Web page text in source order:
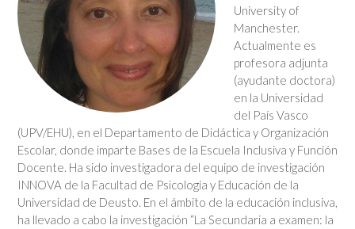
University of
Manchester.
Actualmente es
profesora adjunta
(ayudante doctora)
en la Universidad
del País Vasco
(UPV/EHU), en el Departamento de Didáctica y Organización
Escolar, donde imparte Bases de la Escuela Inclusiva y Función
Docente. Ha sido investigadora del equipo de investigación
INNOVA de la Facultad de Psicología y Educación de la
Universidad de Deusto. En el ámbito de la educación inclusiva,
ha llevado a cabo la investigación “La Secundaria a examen: la